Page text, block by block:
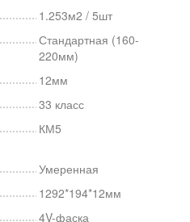
1.253м2 / 5шт
Стандартная (160-
220мм)
12мм
33 класс
КМ5
Умеренная
1292*194*12мм
4V-фаска